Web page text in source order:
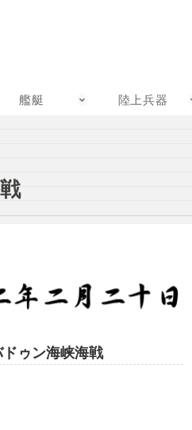
艦艇 陸上兵器
ゥン海峡海戦